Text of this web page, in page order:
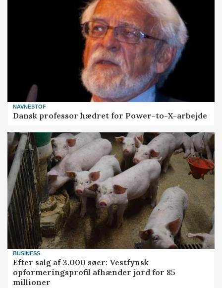
NAVNESTOF
Dansk professor hædret for Power-to-X-arbejde
BUSINESS
Efter salg af 3.000 søer: Vestfynsk
opformeringsprofil afhænder jord for 85
millioner